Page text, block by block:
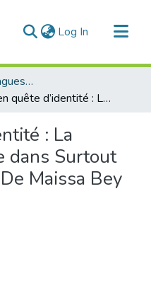
Log In (current)
Département des Langues étrangères
Voix en quête d’identité : La question du double dans Surtout ne te retourne pas De Maissa Bey
: La
dans Surtout
Maissa Bey